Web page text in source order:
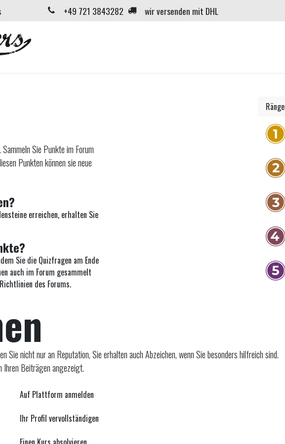
+49 721 3843282 wir versenden mit DHL
Sie Punkte im Forum
Punkten können sie neue
erreichen, erhalten Sie
Sie die Quizfragen am Ende
auch im Forum gesammelt
des Forums.
Ränge
Sie nicht nur an Reputation, Sie erhalten auch Abzeichen, wenn Sie besonders hilfreich sind.
Ihren Beiträgen angezeigt.
Auf Plattform anmelden
Ihr Profil vervollständigen